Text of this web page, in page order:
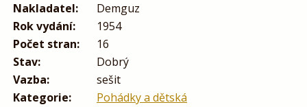
Nakladatel:
Demguz
Rok vydání:
1954
Počet stran:
16
Stav:
Dobrý
Vazba:
sešit
Kategorie:
Pohádky a dětská